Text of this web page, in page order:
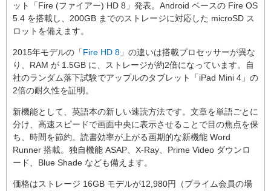
ット「Fire (ファイアー) HD 8」発表。Android ベースの Fire OS
5.4 を搭載し、200GB までのストレージに対応した microSD ス
ロットを備えます。
2015年モデルの「Fire HD 8 」の違いは搭載プロセッサーが異な
り、RAM が 1.5GB に、ストレージが約2倍になっています。自
社のランダム落下試験でアップルのタブレット「iPad Mini 4」の
2倍の耐久性を証明。
新機能として、英語本の新しい速読方法です。文章を単語ごとに
分け、高速スピードで画面中央に表示させることで目の焦点を保
ち、時間を節約。読書効率が上がる画期的な新機能 Word
Runner 搭載。独自機能 ASAP、X-Ray、Prime Video ダウンロ
ード、Blue Shade なども備えます。
価格はストレージ 16GB モデルが12,980円（プライム会員の場